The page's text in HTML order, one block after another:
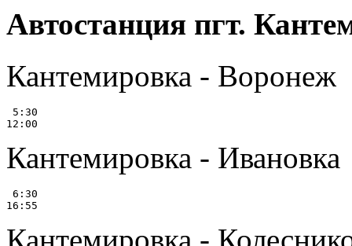
Автостанция пгт.
Кантемировка - Воронеж
5:30
Кантемировка - Ивановка
6:30